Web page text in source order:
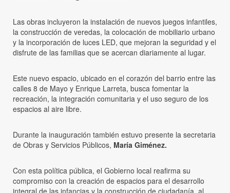
Las obras incluyeron la instalación de nuevos juegos infantiles,
la construcción de veredas, la colocación de mobiliario urbano
y la incorporación de luces LED, que mejoran la seguridad y el
disfrute de las familias que se acercan diariamente al lugar.
Este nuevo espacio, ubicado en el corazón del barrio entre las
calles 8 de Mayo y Enrique Larreta, busca fomentar la
recreación, la integración comunitaria y el uso seguro de los
espacios al aire libre.
Durante la inauguración también estuvo presente la secretaria
de Obras y Servicios Públicos, María Giménez.
Con esta política pública, el Gobierno local reafirma su
compromiso con la creación de espacios para el desarrollo